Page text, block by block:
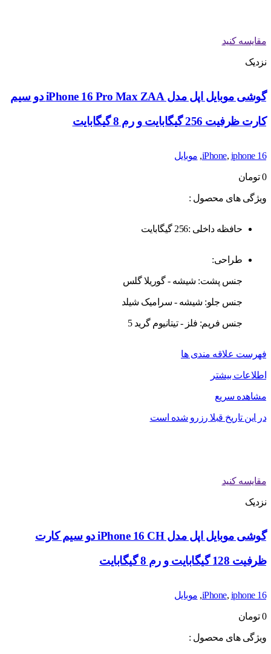
مقایسه کنید
نزدیک
گوشی موبایل اپل مدل iPhone 16 Pro Max ZAA دو سیم
کارت ظرفیت 256 گیگابایت و رم 8 گیگابایت
iPhone, iphone 16
, موبایل
0 تومان
ویژگی های محصول :
حافظه داخلی :256 گیگابایت
طراحی:
جنس پشت: شیشه - گوریلا گلس
جنس جلو: شیشه - سرامیک شیلد
جنس فریم: فلز - تیتانیوم گرید 5
فهرست علاقه مندی ها
اطلاعات بیشتر
مشاهده سریع
در این تاریخ قبلا رزرو شده است
مقایسه کنید
نزدیک
گوشی موبایل اپل مدل iPhone 16 CH دو سیم کارت
ظرفیت 128 گیگابایت و رم 8 گیگابایت
iPhone, iphone 16
, موبایل
0 تومان
ویژگی های محصول :